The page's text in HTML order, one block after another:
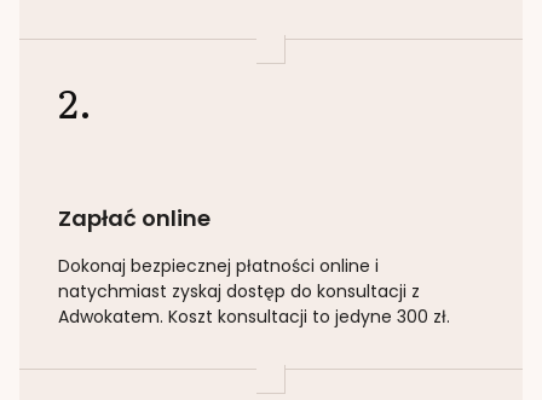
2.
Zapłać online
Dokonaj bezpiecznej płatności online i
natychmiast zyskaj dostęp do konsultacji z
Adwokatem. Koszt konsultacji to jedyne 300 zł.